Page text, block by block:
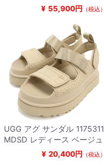
¥ 55,900円 （税込）
UGG アグ サンダル 1175311
MDSD レディース ベージュ
¥ 20,400円 （税込）